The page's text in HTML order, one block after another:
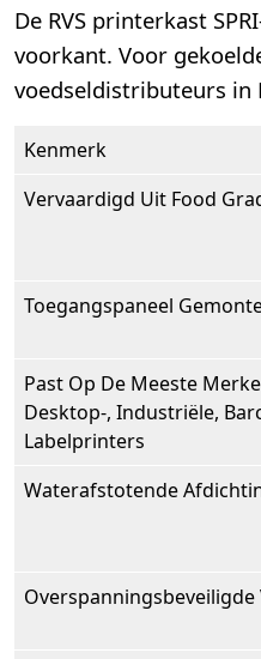
De RVS printerkast
voorkant. Voor
voedseldistributeurs in
Kenmerk
Vervaardigd Uit Food
Toegangspaneel
Past Op De Meeste
Desktop-, Industriële,
Labelprinters
Waterafstotende